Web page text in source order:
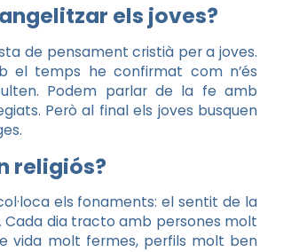
els joves?
de pensament cristià per a joves.
el temps he confirmat com n’és
Podem parlar de la fe amb
Però al final els joves busquen
religiós?
els fonaments: el sentit de la
Cada dia tracto amb persones molt
vida molt fermes, perfils molt ben